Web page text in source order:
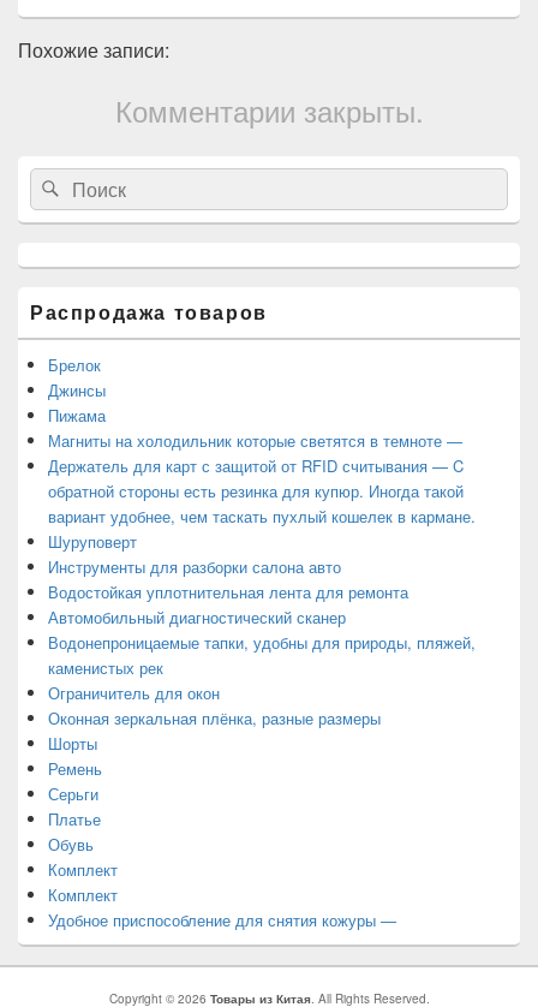
Похожие записи:
Комментарии закрыты.
Область
основной
боковой
панели
Search
for:
Search
Распродажа товаров
Брелок
Джинсы
Пижама
Магниты на холодильник которые светятся в темноте —
Держатель для карт с защитой от RFID считывания — C
обратной стороны есть резинка для купюр. Иногда такой
вариант удобнее, чем таскать пухлый кошелек в кармане.
Шуруповерт
Инструменты для разборки салона авто
Водостойкая уплотнительная лента для ремонта
Автомобильный диагностический сканер
Водонепроницаемые тапки, удобны для природы, пляжей,
каменистых рек
Ограничитель для окон
Оконная зеркальная плёнка, разные размеры
Шорты
Ремень
Серьги
Платье
Обувь
Комплект
Комплект
Удобное приспособление для снятия кожуры —
Copyright © 2026 Товары из Китая. All Rights Reserved.